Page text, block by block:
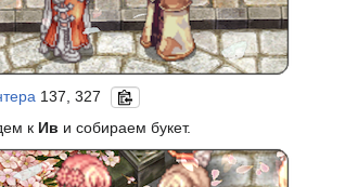
137, 327
к Ив и собираем букет.